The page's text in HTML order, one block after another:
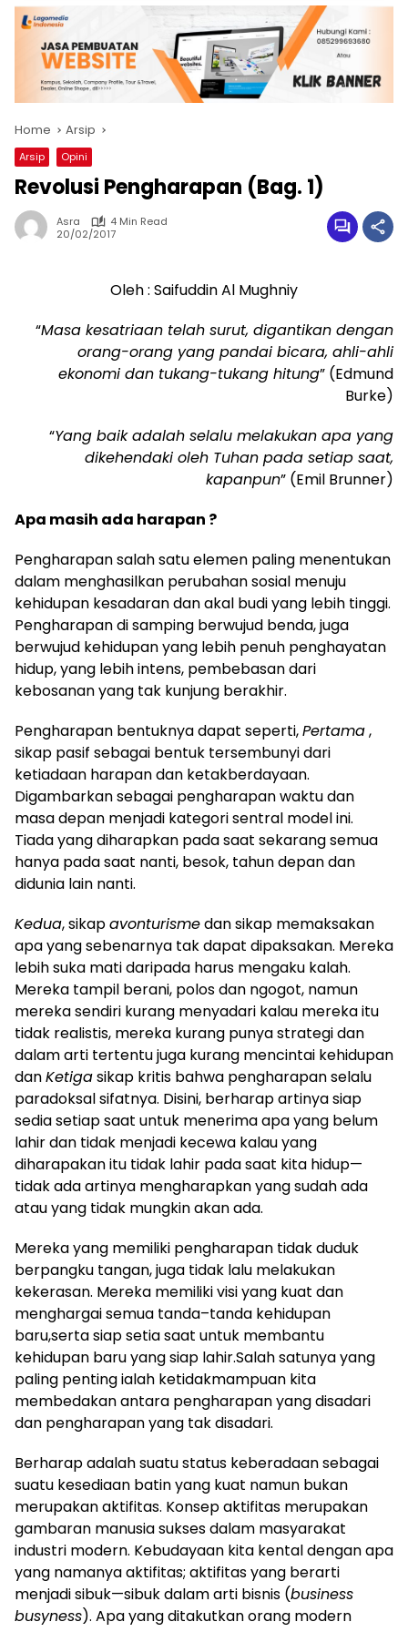
Home Arsip
Arsip Opini
Revolusi Pengharapan (Bag. 1)
Asra
4 Min Read
20/02/2017
Oleh : Saifuddin Al Mughniy
“Masa kesatriaan telah surut, digantikan dengan
orang-orang yang pandai bicara, ahli-ahli
ekonomi dan tukang-tukang hitung” (Edmund
Burke)
“Yang baik adalah selalu melakukan apa yang
dikehendaki oleh Tuhan pada setiap saat,
kapanpun” (Emil Brunner)
Apa masih ada harapan ?
Pengharapan salah satu elemen paling menentukan
dalam menghasilkan perubahan sosial menuju
kehidupan kesadaran dan akal budi yang lebih tinggi.
Pengharapan di samping berwujud benda, juga
berwujud kehidupan yang lebih penuh penghayatan
hidup, yang lebih intens, pembebasan dari
kebosanan yang tak kunjung berakhir.
Pengharapan bentuknya dapat seperti,Pertama,
sikap pasif sebagai bentuk tersembunyi dari
ketiadaan harapan dan ketakberdayaan.
Digambarkan sebagai pengharapan waktu dan
masa depan menjadi kategori sentral model ini.
Tiada yang diharapkan pada saat sekarang semua
hanya pada saat nanti, besok, tahun depan dan
didunia lain nanti.
Kedua, sikapavonturismedan sikap memaksakan
apa yang sebenarnya tak dapat dipaksakan. Mereka
lebih suka mati daripada harus mengaku kalah.
Mereka tampil berani, polos dan ngogot, namun
mereka sendiri kurang menyadari kalau mereka itu
tidak realistis, mereka kurang punya strategi dan
dalam arti tertentu juga kurang mencintai kehidupan
danKetigasikap kritis bahwa pengharapan selalu
paradoksal sifatnya. Disini, berharap artinya siap
sedia setiap saat untuk menerima apa yang belum
lahir dan tidak menjadi kecewa kalau yang
diharapakan itu tidak lahir pada saat kita hidup—
tidak ada artinya mengharapkan yang sudah ada
atau yang tidak mungkin akan ada.
Mereka yang memiliki pengharapan tidak duduk
berpangku tangan, juga tidak lalu melakukan
kekerasan. Mereka memiliki visi yang kuat dan
menghargai semua tanda–tanda kehidupan
baru,serta siap setia saat untuk membantu
kehidupan baru yang siap lahir.Salah satunya yang
paling penting ialah ketidakmampuan kita
membedakan antara pengharapan yang disadari
dan pengharapan yang tak disadari.
Berharap adalah suatu status keberadaan sebagai
suatu kesediaan batin yang kuat namun bukan
merupakan aktifitas. Konsep aktifitas merupakan
gambaran manusia sukses dalam masyarakat
industri modern. Kebudayaan kita kental dengan apa
yang namanya aktifitas; aktifitas yang berarti
menjadi sibuk—sibuk dalam arti bisnis (business
busyness). Apa yang ditakutkan orang modern